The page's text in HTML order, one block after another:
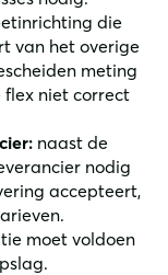
die
van het overige
meting
niet correct
naast de
nodig
accepteert,
moet voldoen